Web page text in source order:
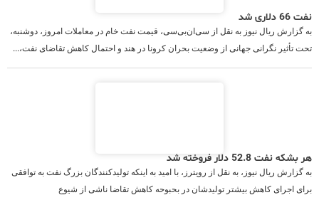
نفت 66 دلاری شد
به گزارش ریال نیوز به نقل از سی‌ان‌بی‌سی، قیمت نفت خام در معاملات امروز، دوشنبه،
تحت تأثیر نگرانی جهانی از وضعیت بحران کرونا در هند و احتمال کاهش تقاضای نفت،...
هر بشکه نفت 52.8 دلار فروخته شد
به گزارش ریال نیوز، به نقل از رویترز، با امید به اینکه تولیدکنندگان بزرگ نفت به توافقی
برای اجرای کاهش بیشتر تولیدشان در بحبوحه کاهش تقاضا ناشی از شیوع